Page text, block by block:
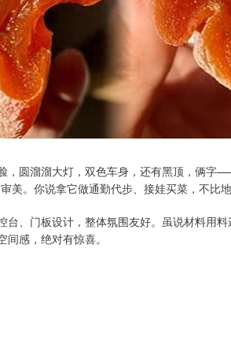
，圆溜溜大灯，双色车身，还有黑顶，俩字
美。你说拿它做通勤代步、接娃买菜，不比
、门板设计，整体氛围友好。虽说材料用料
感，绝对有惊喜。